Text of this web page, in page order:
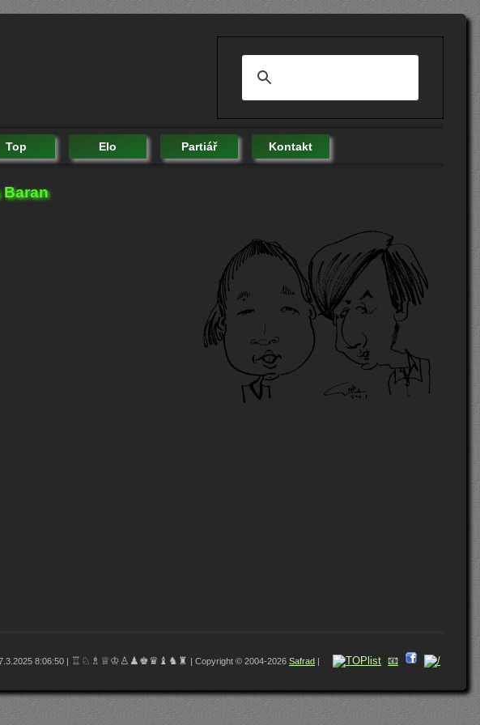
Top Elo Partiář Kontakt
Baran
8:06:50 | ♖♘♗♕♔♙♟♚♛♝♞♜ | Copyright © 2004-2026 Safrad | 📧